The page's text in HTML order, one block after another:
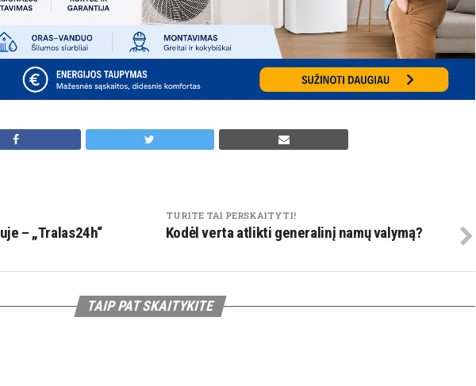
TURITE TAI PERSKAITYTI!
Kodėl verta atlikti generalinį namų valymą?
– „Tralas24h“
TAIP PAT SKAITYKITE